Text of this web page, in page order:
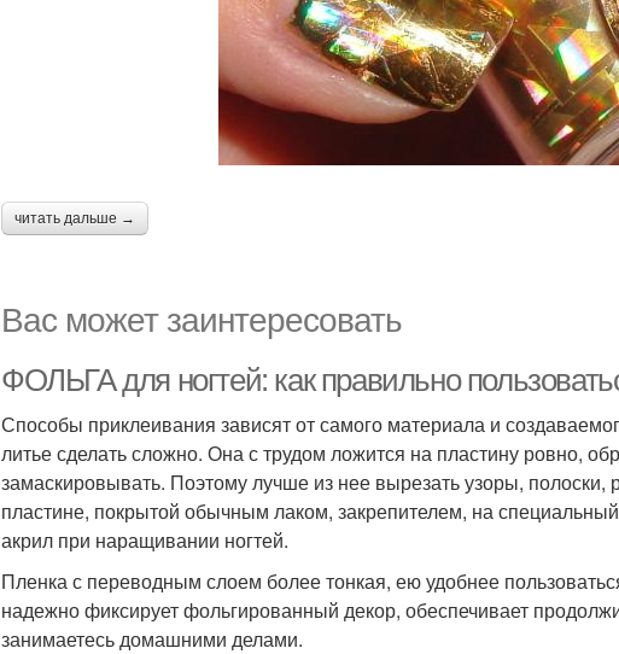
читать дальше →
Вас может заинтересовать
ФОЛЬГА для ногтей: как правильно
Способы приклеивания зависят от самого материала и
литье сделать сложно. Она с трудом ложится на пластину ровно,
замаскировывать. Поэтому лучше из нее вырезать узоры, полоски,
пластине, покрытой обычным лаком, закрепителем, на
акрил при наращивании ногтей.
Пленка с переводным слоем более тонкая, ею удобнее
надежно фиксирует фольгированный декор, обеспечивает
занимаетесь домашними делами.